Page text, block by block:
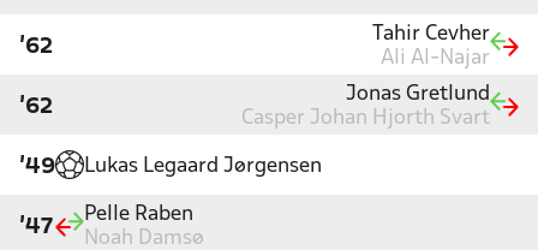
'62
Tahir Cevher
Ali Al-Najar
'62
Jonas Gretlund
Casper Johan Hjorth Svart
'49 Lukas Legaard Jørgensen
'47
Pelle Raben
Noah Damsø